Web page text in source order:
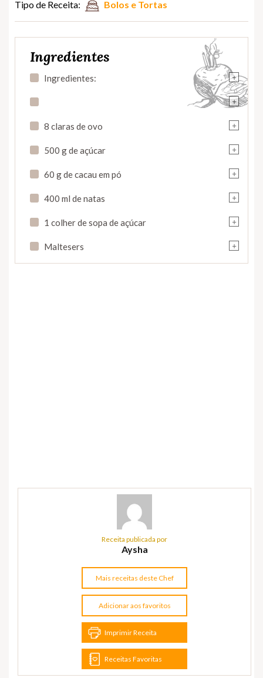
Tipo de Receita: Bolos e Tortas
Ingredientes
+
Ingredientes:
+
+
8 claras de ovo
+
500 g de açúcar
+
60 g de cacau em pó
+
400 ml de natas
+
1 colher de sopa de açúcar
+
Maltesers
Receita publicada por
Aysha
Mais receitas deste Chef
Adicionar aos favoritos
Imprimir Receita
Receitas Favoritas